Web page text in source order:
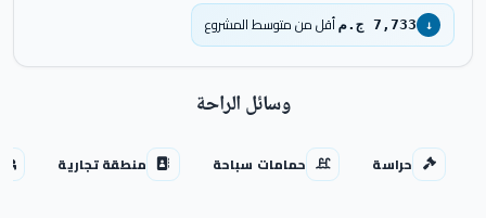
↓ 7,733 ج.م أقل من متوسط المشروع
وسائل الراحة
حراسة حمامات سباحة منطقة تجارية